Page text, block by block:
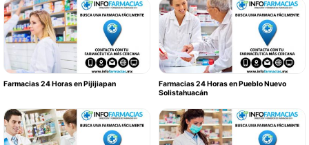
Farmacias 24 Horas en Pijijiapan
Farmacias 24 Horas en Pueblo Nuevo
Solistahuacán